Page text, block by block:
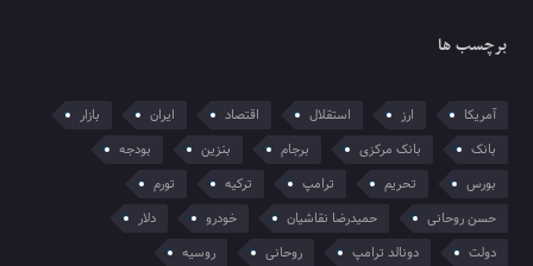
برچسب ها
آمریکا ارز استقلال اقتصاد ایران
بازار
بانک
بانک مرکزی برجام بنزین
بودجه
بورس
تحریم ترامپ ترکیه
تورم
حسن روحانی
حمیدرضا نقاشیان خودرو
دلار
دولت
دونالد ترامپ روحانی
روسیه